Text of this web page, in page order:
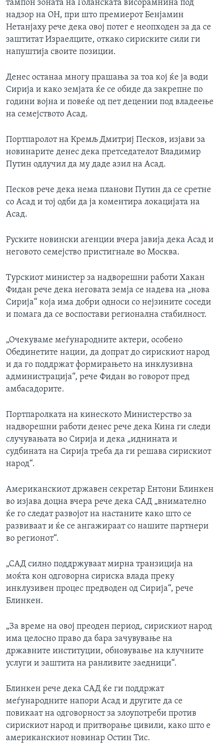
тампон зоната на Голанската висорамнина под
надзор на ОН, при што премиерот Бенјамин
Нетанјаху рече дека овој потег е неопходен за да се
заштитат Израелците, откако сириските сили ги
напуштија своите позиции.
Денес останаа многу прашања за тоа кој ќе ја води
Сирија и како земјата ќе се обиде да закрепне по
години војна и повеќе од пет децении под владеење
на семејството Асад.
Портпаролот на Кремљ Дмитриј Песков, изјави за
новинарите денес дека претседателот Владимир
Путин одлучил да му даде азил на Асад.
Песков рече дека нема планови Путин да се сретне
со Асад и тој одби да ја коментира локацијата на
Асад.
Руските новински агенции вчера јавија дека Асад и
неговото семејство пристигнале во Москва.
Турскиот министер за надворешни работи Хакан
Фидан рече дека неговата земја се надева на „нова
Сирија“ која има добри односи со нејзините соседи
и помага да се воспостави регионална стабилност.
„Очекуваме меѓународните актери, особено
Обединетите нации, да допрат до сирискиот народ
и да го поддржат формирањето на инклузивна
администрација“, рече Фидан во говорот пред
амбасадорите.
Портпаролката на кинеското Министерство за
надворешни работи денес рече дека Кина ги следи
случувањата во Сирија и дека „иднината и
судбината на Сирија треба да ги решава сирискиот
народ“.
Американскиот државен секретар Ентони Блинкен
во изјава доцна вчера рече дека САД „внимателно
ќе го следат развојот на настаните како што се
развиваат и ќе се ангажираат со нашите партнери
во регионот“.
„САД силно поддржуваат мирна транзиција на
моќта кон одговорна сириска влада преку
инклузивен процес предводен од Сирија“, рече
Блинкен.
„За време на овој преоден период, сирискиот народ
има целосно право да бара зачувување на
државните институции, обновување на клучните
услуги и заштита на ранливите заедници“.
Блинкен рече дека САД ќе ги поддржат
меѓународните напори Асад и другите да се
повикаат на одговорност за злоупотреби против
сирискиот народ и притворање цивили, како што е
американскиот новинар Остин Тис.